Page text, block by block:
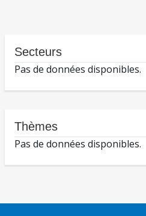
Secteurs
Pas de données disponibles.
Thèmes
Pas de données disponibles.